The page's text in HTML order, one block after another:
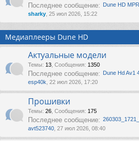
Последнее сообщение: Dune HD
sharky , 25 июл 2026, 15:22
Медиаплееры Dune HD
Актуальные модели
Темы: 13 Сообщения: 1350
Последнее сообщение: Dune Hd Av1
esp40k , 22 июл 2026, 17:20
Прошивки
Темы: 26 Сообщения: 175
Последнее сообщение:
avt523740 , 27 июл 2026, 08:40